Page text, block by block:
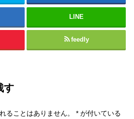
LINE
feedly
す
ることはありません。 * が付いている